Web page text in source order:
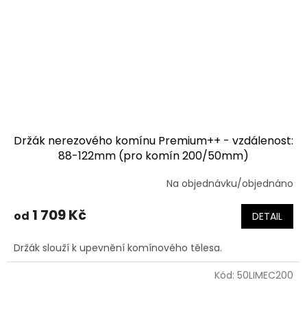
Držák nerezového komínu Premium++ - vzdálenost:
88-122mm (pro komín 200/50mm)
Na objednávku/objednáno
od 1 709 Kč DETAIL
Držák slouží k upevnění komínového tělesa.
Kód: 50LIMEC200